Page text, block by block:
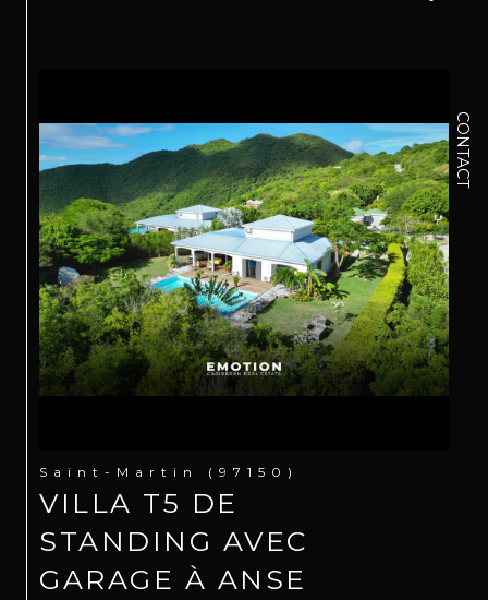
CONTACT
Saint-Martin (97150)
VILLA T5 DE
STANDING AVEC
GARAGE À ANSE